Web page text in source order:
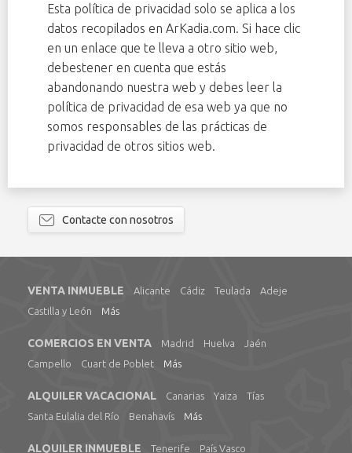
Esta política de privacidad solo se aplica a los
datos recopilados en ArKadia.com. Si hace clic
en un enlace que te lleva a otro sitio web,
debestener en cuenta que estás
abandonando nuestra web y debes leer la
política de privacidad de esa web ya que no
somos responsables de las prácticas de
privacidad de otros sitios web.
Contacte con nosotros
VENTA INMUEBLE Alicante Cádiz Teulada
Adeje
Castilla y León
Más
COMERCIOS EN VENTA Madrid Huelva
Jaén
Campello
Cuart de Poblet Más
ALQUILER VACACIONAL Canarias Yaiza
Tías
Santa Eulalia del Río
Benahavís Más
ALQUILER INMUEBLE Tenerife País Vasco